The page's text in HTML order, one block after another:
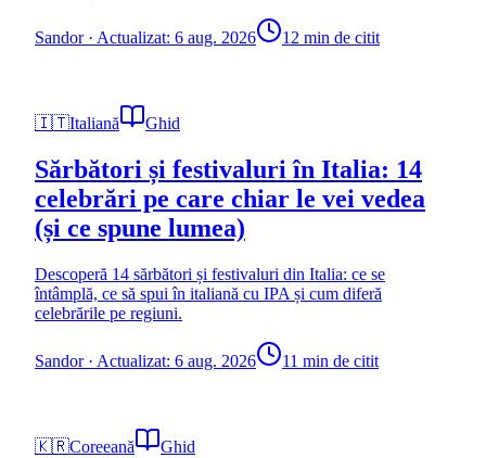
Sandor· Actualizat: 6 aug. 2026 12 min de citit
🇮🇹Italiană Ghid
Sărbători și festivaluri în Italia: 14
celebrări pe care chiar le vei vedea
(și ce spune lumea)
Descoperă 14 sărbători și festivaluri din Italia: ce se
întâmplă, ce să spui în italiană cu IPA și cum diferă
celebrările pe regiuni.
Sandor· Actualizat: 6 aug. 2026 11 min de citit
🇰🇷Coreeană Ghid